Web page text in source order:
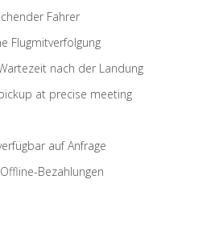
Fahrer
Flugmitverfolgung
nach der Landung
at precise meeting
auf Anfrage
Bezahlungen